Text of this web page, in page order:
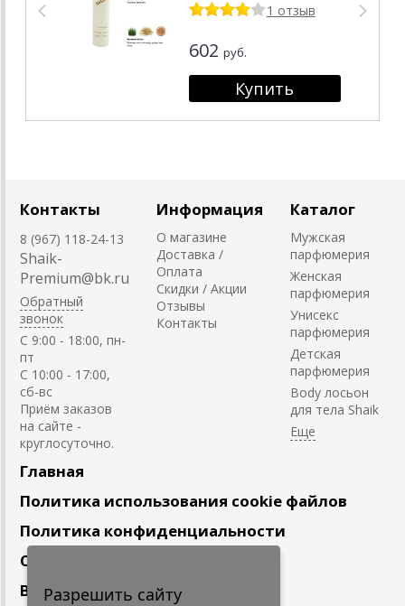
1 отзыв
602 руб.
Контакты
8 (967) 118-24-13
Shaik-
Premium@bk.ru
Обратный
звонок
C 9:00 - 18:00, пн-
пт
С 10:00 - 17:00,
сб-вс
Приём заказов
на сайте -
круглосуточно.
Информация
О магазине
Доставка /
Оплата
Скидки / Акции
Отзывы
Контакты
Каталог
Мужская
парфюмерия
Женская
парфюмерия
Унисекс
парфюмерия
Детская
парфюмерия
Body лосьон
для тела Shaik
Главная
Политика использования cookie файлов
Политика конфиденциальности
Сотрудничество
Вакансии
Разрешить сайту